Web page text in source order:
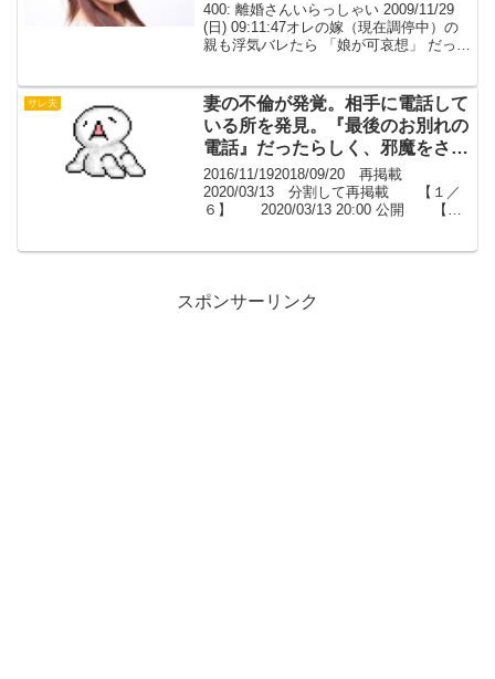
400: 離婚さんいらっしゃい 2009/11/29
(日) 09:11:47オレの嫁（現在調停中）の
親も浮気バレたら 「娘が可哀想」 だって
員や調査官に対し ...
サレ夫
妻の不倫が発覚。相手に電話して
いる所を発見。『最後のお別れの
電話』だったらしく、邪魔をされ
た、もうやっていけないと携帯だ
け持って家を出た【１／６】
2016/11/192018/09/20 再掲載
2020/03/13 分割して再掲載 【１／
６】 2020/03/13 20:00 公開 【２
スポンサーリンク